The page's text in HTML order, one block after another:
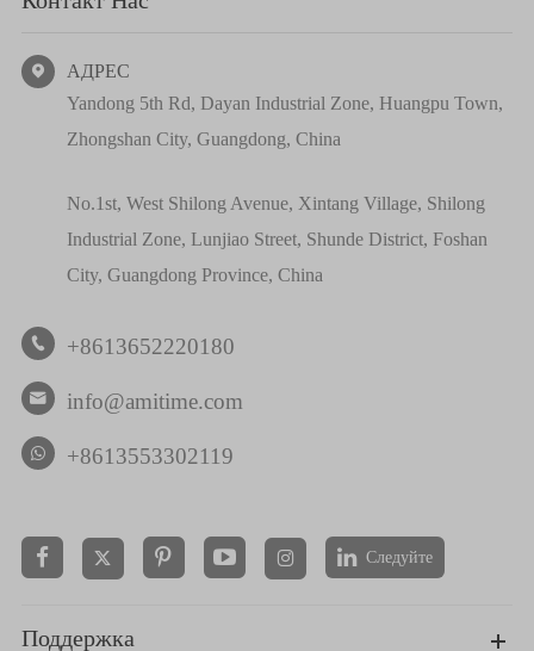

АДРЕС
Yandong 5th Rd, Dayan Industrial Zone, Huangpu Town,
Zhongshan City, Guangdong, China
No.1st, West Shilong Avenue, Xintang Village, Shilong
Industrial Zone, Lunjiao Street, Shunde District, Foshan
City, Guangdong Province, China
 +8613652220180
 info@amitime.com
+8613553302119
  Следуйте
Поддержка